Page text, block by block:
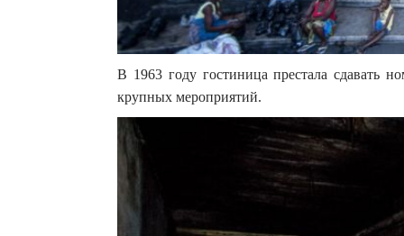
В 1963 году гостиница престала сдавать
крупных мероприятий.